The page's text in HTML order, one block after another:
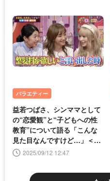
バラエティー
益若つばさ、シンママとして
の“恋愛観”と“子どもへの性
教育”について語る「こんな
見た目なんですけど…」＜夫
が寝たあとに＞
2025/09/12 12:47